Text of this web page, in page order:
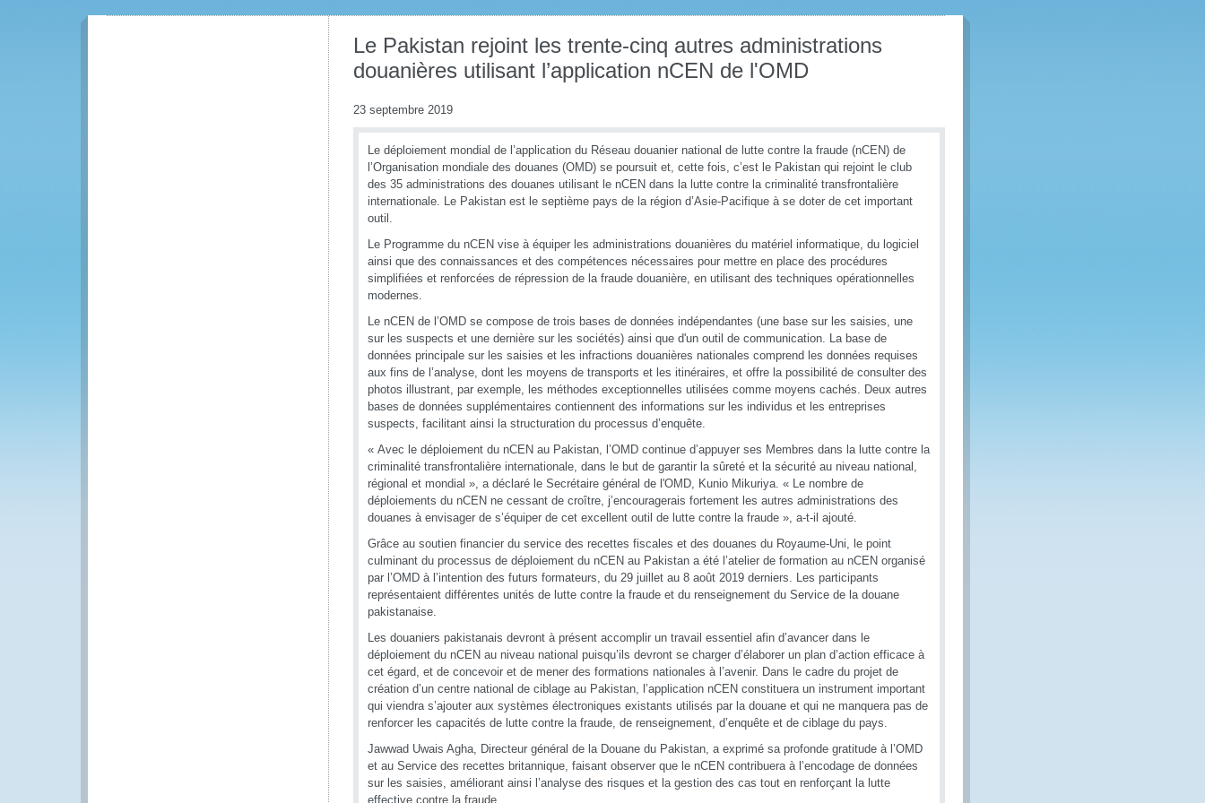
Le Pakistan rejoint les trente-cinq autres administrations
douanières utilisant l’application nCEN de l'OMD
23 septembre 2019
Le déploiement mondial de l’application du Réseau douanier national de lutte contre la fraude (nCEN) de
l’Organisation mondiale des douanes (OMD) se poursuit et, cette fois, c’est le Pakistan qui rejoint le club
des 35 administrations des douanes utilisant le nCEN dans la lutte contre la criminalité transfrontalière
internationale. Le Pakistan est le septième pays de la région d’Asie-Pacifique à se doter de cet important
outil.
Le Programme du nCEN vise à équiper les administrations douanières du matériel informatique, du logiciel
ainsi que des connaissances et des compétences nécessaires pour mettre en place des procédures
simplifiées et renforcées de répression de la fraude douanière, en utilisant des techniques opérationnelles
modernes.
Le nCEN de l’OMD se compose de trois bases de données indépendantes (une base sur les saisies, une
sur les suspects et une dernière sur les sociétés) ainsi que d'un outil de communication. La base de
données principale sur les saisies et les infractions douanières nationales comprend les données requises
aux fins de l’analyse, dont les moyens de transports et les itinéraires, et offre la possibilité de consulter des
photos illustrant, par exemple, les méthodes exceptionnelles utilisées comme moyens cachés. Deux autres
bases de données supplémentaires contiennent des informations sur les individus et les entreprises
suspects, facilitant ainsi la structuration du processus d’enquête.
« Avec le déploiement du nCEN au Pakistan, l’OMD continue d’appuyer ses Membres dans la lutte contre la
criminalité transfrontalière internationale, dans le but de garantir la sûreté et la sécurité au niveau national,
régional et mondial », a déclaré le Secrétaire général de l'OMD, Kunio Mikuriya. « Le nombre de
déploiements du nCEN ne cessant de croître, j’encouragerais fortement les autres administrations des
douanes à envisager de s’équiper de cet excellent outil de lutte contre la fraude », a-t-il ajouté.
Grâce au soutien financier du service des recettes fiscales et des douanes du Royaume-Uni, le point
culminant du processus de déploiement du nCEN au Pakistan a été l’atelier de formation au nCEN organisé
par l’OMD à l’intention des futurs formateurs, du 29 juillet au 8 août 2019 derniers. Les participants
représentaient différentes unités de lutte contre la fraude et du renseignement du Service de la douane
pakistanaise.
Les douaniers pakistanais devront à présent accomplir un travail essentiel afin d’avancer dans le
déploiement du nCEN au niveau national puisqu’ils devront se charger d’élaborer un plan d’action efficace à
cet égard, et de concevoir et de mener des formations nationales à l’avenir. Dans le cadre du projet de
création d’un centre national de ciblage au Pakistan, l’application nCEN constituera un instrument important
qui viendra s’ajouter aux systèmes électroniques existants utilisés par la douane et qui ne manquera pas de
renforcer les capacités de lutte contre la fraude, de renseignement, d’enquête et de ciblage du pays.
Jawwad Uwais Agha, Directeur général de la Douane du Pakistan, a exprimé sa profonde gratitude à l’OMD
et au Service des recettes britannique, faisant observer que le nCEN contribuera à l’encodage de données
sur les saisies, améliorant ainsi l’analyse des risques et la gestion des cas tout en renforçant la lutte
effective contre la fraude.